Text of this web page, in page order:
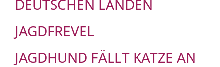
DEUTSCHEN LANDEN
JAGDFREVEL
JAGDHUND FÄLLT KATZE AN